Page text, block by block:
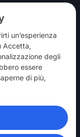
un’esperienza
Accetta,
degli
essere
di più,